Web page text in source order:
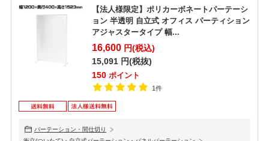
【法人様限定】ポリカーボネートパーテーシ
ョン 半透明 自立式 オフィス パーティション
アジャスタータイプ 幅...
16,600円(税込)
15,091円(税抜)
150 ポイント
1件
パーテーション・間仕切り